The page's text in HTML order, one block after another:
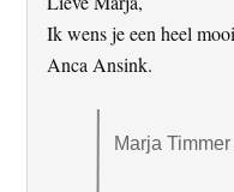
Ik wens je een heel
Anca Ansink.
Marja Timmer